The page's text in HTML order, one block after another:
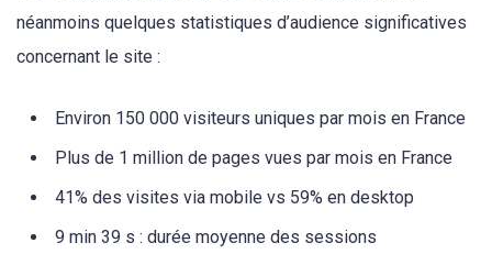
néanmoins quelques statistiques d’audience significatives
concernant le site :
Environ 150 000 visiteurs uniques par mois en France
Plus de 1 million de pages vues par mois en France
41% des visites via mobile vs 59% en desktop
9 min 39 s : durée moyenne des sessions